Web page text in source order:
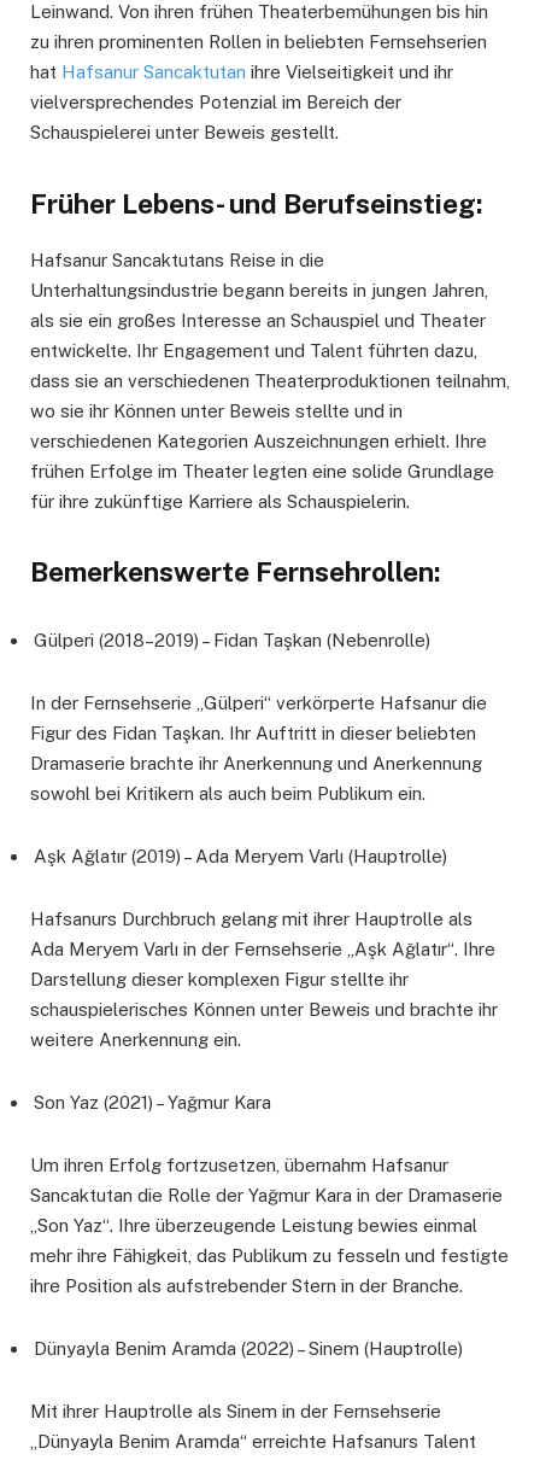
Leinwand. Von ihren frühen Theaterbemühungen bis hin
zu ihren prominenten Rollen in beliebten Fernsehserien
hat Hafsanur Sancaktutan ihre Vielseitigkeit und ihr
vielversprechendes Potenzial im Bereich der
Schauspielerei unter Beweis gestellt.
Früher Lebens- und Berufseinstieg:
Hafsanur Sancaktutans Reise in die
Unterhaltungsindustrie begann bereits in jungen Jahren,
als sie ein großes Interesse an Schauspiel und Theater
entwickelte. Ihr Engagement und Talent führten dazu,
dass sie an verschiedenen Theaterproduktionen teilnahm,
wo sie ihr Können unter Beweis stellte und in
verschiedenen Kategorien Auszeichnungen erhielt. Ihre
frühen Erfolge im Theater legten eine solide Grundlage
für ihre zukünftige Karriere als Schauspielerin.
Bemerkenswerte Fernsehrollen:
Gülperi (2018–2019) – Fidan Taşkan (Nebenrolle)
In der Fernsehserie „Gülperi“ verkörperte Hafsanur die
Figur des Fidan Taşkan. Ihr Auftritt in dieser beliebten
Dramaserie brachte ihr Anerkennung und Anerkennung
sowohl bei Kritikern als auch beim Publikum ein.
Aşk Ağlatır (2019) – Ada Meryem Varlı (Hauptrolle)
Hafsanurs Durchbruch gelang mit ihrer Hauptrolle als
Ada Meryem Varlı in der Fernsehserie „Aşk Ağlatır“. Ihre
Darstellung dieser komplexen Figur stellte ihr
schauspielerisches Können unter Beweis und brachte ihr
weitere Anerkennung ein.
Son Yaz (2021) – Yağmur Kara
Um ihren Erfolg fortzusetzen, übernahm Hafsanur
Sancaktutan die Rolle der Yağmur Kara in der Dramaserie
„Son Yaz“. Ihre überzeugende Leistung bewies einmal
mehr ihre Fähigkeit, das Publikum zu fesseln und festigte
ihre Position als aufstrebender Stern in der Branche.
Dünyayla Benim Aramda (2022) – Sinem (Hauptrolle)
Mit ihrer Hauptrolle als Sinem in der Fernsehserie
„Dünyayla Benim Aramda“ erreichte Hafsanurs Talent